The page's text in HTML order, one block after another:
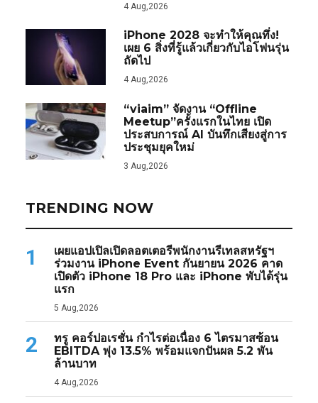
4 Aug,2026
iPhone 2028 จะทำให้คุณทึ่ง!
เผย 6 สิ่งที่รู้แล้วเกี่ยวกับไอโฟนรุ่น
ถัดไป
4 Aug,2026
“viaim” จัดงาน “Offline
Meetup”ครั้งแรกในไทย เปิด
ประสบการณ์ AI บันทึกเสียงสู่การ
ประชุมยุคใหม่
3 Aug,2026
TRENDING NOW
1
เผยแอปเปิลเปิดลอตเตอรีพนักงานรีเทลสหรัฐฯ
ร่วมงาน iPhone Event กันยายน 2026 คาด
เปิดตัว iPhone 18 Pro และ iPhone พับได้รุ่น
แรก
5 Aug,2026
2
ทรู คอร์ปอเรชั่น กำไรต่อเนื่อง 6 ไตรมาสซ้อน
EBITDA พุ่ง 13.5% พร้อมแจกปันผล 5.2 พัน
ล้านบาท
4 Aug,2026